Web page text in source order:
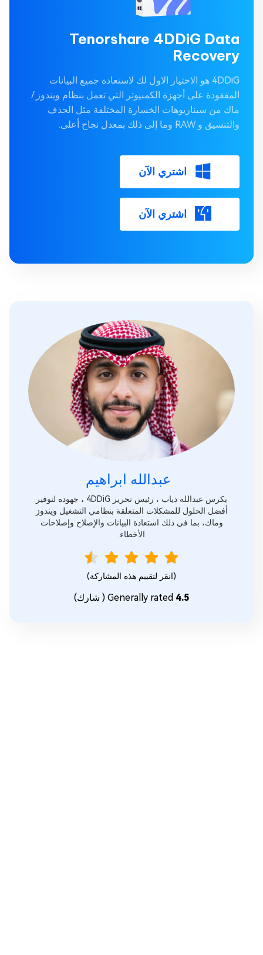
Tenorshare 4DDiG Data
Recovery
4DDiG هو الاختيار الاول لك لاستعادة جميع البيانات
المفقودة على أجهزة الكمبيوتر التي تعمل بنظام ويندوز /
ماك من سيناريوهات الخسارة المختلفة مثل الحذف
والتنسيق و RAW وما إلى ذلك بمعدل نجاح أعلى.
اشتري الآن
اشتري الآن
عبدالله ابراهيم‎
يكرس عبدالله دياب ، رئيس تحرير 4DDiG ، جهوده لتوفير
أفضل الحلول للمشكلات المتعلقة بنظامي التشغيل ويندوز
وماك، بما في ذلك استعادة البيانات والإصلاح وإصلاحات
الأخطاء.
(انقر لتقييم هذه المشاركة)
Generally rated 4.5
( شارك)